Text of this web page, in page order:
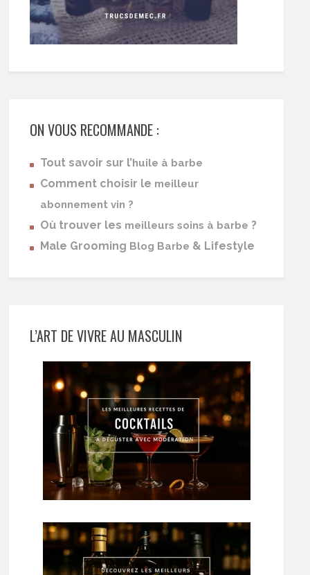
ON VOUS RECOMMANDE :
Tout savoir sur l’huile à barbe
Comment choisir le meilleur
abonnement vin ?
Où trouver les meilleurs soins à barbe ?
Male Grooming Blog Barbe & Lifestyle
L’ART DE VIVRE AU MASCULIN